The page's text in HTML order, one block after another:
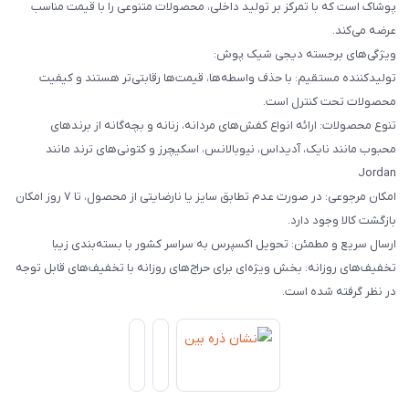
پوشاک است که با تمرکز بر تولید داخلی، محصولات متنوعی را با قیمت مناسب
عرضه می‌کند.
ویژگی‌های برجسته دیجی شیک پوش:
تولیدکننده مستقیم: با حذف واسطه‌ها، قیمت‌ها رقابتی‌تر هستند و کیفیت
محصولات تحت کنترل است.
تنوع محصولات: ارائه انواع کفش‌های مردانه، زنانه و بچه‌گانه از برندهای
محبوب مانند نایک، آدیداس، نیوبالانس، اسکیچرز و کتونی‌های ترند مانند
Jordan
امکان مرجوعی: در صورت عدم تطابق سایز یا نارضایتی از محصول، تا ۷ روز امکان
بازگشت کالا وجود دارد.
ارسال سریع و مطمئن: تحویل اکسپرس به سراسر کشور با بسته‌بندی زیبا
تخفیف‌های روزانه: بخش ویژه‌ای برای حراج‌های روزانه با تخفیف‌های قابل توجه
در نظر گرفته شده است.